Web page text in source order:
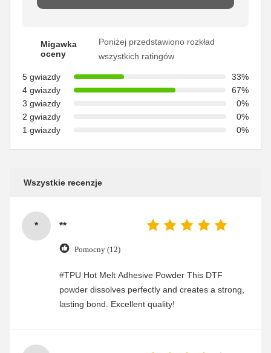
Migawka
oceny
Poniżej przedstawiono rozkład
wszystkich ratingów
5 gwiazdy
33%
4 gwiazdy
67%
3 gwiazdy
0%
2 gwiazdy
0%
1 gwiazdy
0%
Wszystkie recenzje
* **
Pomocny (12)
#TPU Hot Melt Adhesive Powder This DTF
powder dissolves perfectly and creates a strong,
lasting bond. Excellent quality!